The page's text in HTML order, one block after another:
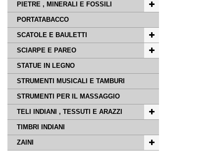
PIETRE , MINERALI E FOSSILI
PORTATABACCO
SCATOLE E BAULETTI
SCIARPE E PAREO
STATUE IN LEGNO
STRUMENTI MUSICALI E TAMBURI
STRUMENTI PER IL MASSAGGIO
TELI INDIANI , TESSUTI E ARAZZI
TIMBRI INDIANI
ZAINI